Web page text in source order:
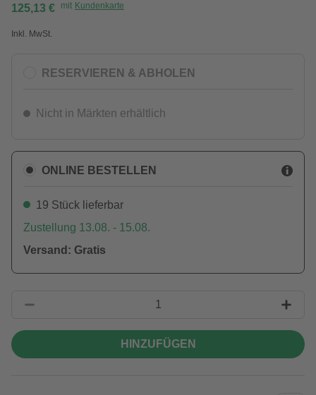
125,13 € mit Kundenkarte
Inkl. MwSt.
RESERVIEREN & ABHOLEN
Nicht in Märkten erhältlich
ONLINE BESTELLEN
19 Stück lieferbar
Zustellung 13.08. - 15.08.
Versand: Gratis
HINZUFÜGEN